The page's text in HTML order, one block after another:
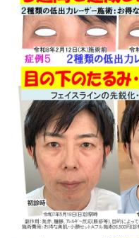
2024.12.29
スマホにてホームページ
ある「MENU」をご覧く
効果」という項目が見
にどれほどの効果があ
ていますのでご参照い
ンペーンと特別キャンペ
ださい。
2024.12.28
年末年始のお休みは、１
す。施術後のトラブル
の「お問い合わせ」に入
様、良いお年をお迎えく